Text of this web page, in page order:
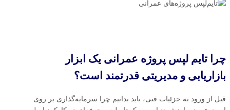
چرا تایم‌ لپس پروژه‌ عمرانی یک ابزار
بازاریابی و مدیریتی قدرتمند است؟
قبل از ورود به جزئیات فنی، باید بدانیم چرا سرمایه‌گذاری بر روی